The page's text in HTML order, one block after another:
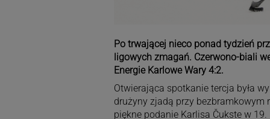
Po trwającej nieco ponad tydzień
ligowych zmagań. Czerwono-biali
Energie Karlowe Wary 4:2.
Otwierająca spotkanie tercja była
drużyny zjadą przy bezbramkowym
piękne podanie Karlisa Čukste w